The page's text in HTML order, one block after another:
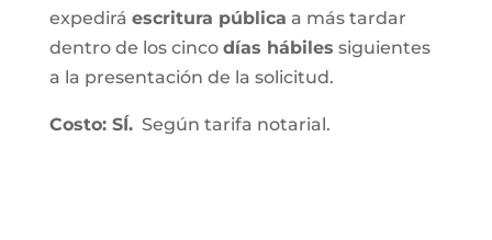
expedirá escritura pública a más tardar
dentro de los cinco días hábiles siguientes
a la presentación de la solicitud.
Costo: SÍ.Según tarifa notarial.